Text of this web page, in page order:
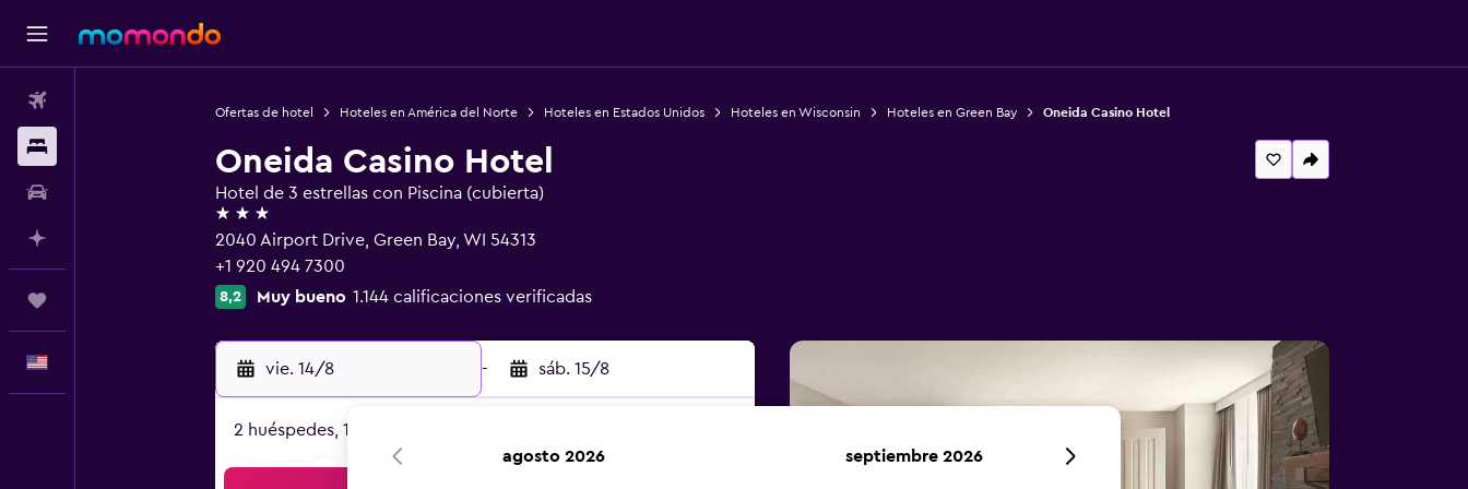
Ofertas de hotel Hoteles en América del Norte Hoteles en Estados Unidos Hoteles en Wisconsin Hoteles en Green Bay Oneida Casino Hotel
Oneida Casino Hotel
Hotel de 3 estrellas con Piscina (cubierta)
3 estrellas
2040 Airport Drive, Green Bay, WI 54313
+1 920 494 7300
8,2 Muy bueno 1.144 calificaciones verificadas
vie. 14/8 - sáb. 15/8
2 huéspedes, 1 habitación
agosto 2026 septiembre 2026